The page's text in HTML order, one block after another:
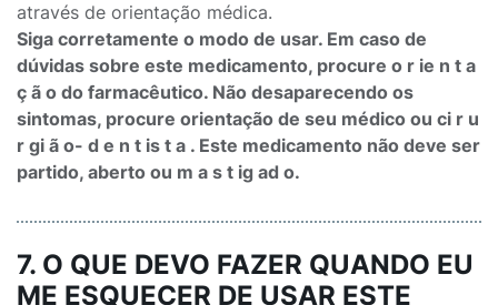
através de orientação médica.
Siga corretamente o modo de usar. Em caso de
dúvidas sobre este medicamento, procure o r ie n t a
ç ã o do farmacêutico. Não desaparecendo os
sintomas, procure orientação de seu médico ou ci r u
r gi ã o- d e n t is t a . Este medicamento não deve ser
partido, aberto ou m a s t ig ad o.
7. O QUE DEVO FAZER QUANDO EU
ME ESQUECER DE USAR ESTE